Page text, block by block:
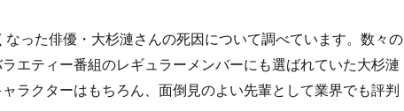
った俳優・大杉漣さんの死因について調べています。数々の
エティー番組のレギュラーメンバーにも選ばれていた大杉漣
ラクターはもちろん、面倒見のよい先輩として業界でも評判